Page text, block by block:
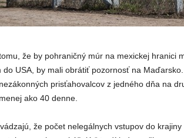
že by pohraničný múr na mexickej hranici
do USA, by mali obrátiť pozornosť na
prisťahovalcov z jedného dňa na
ako 40 denne.
že počet nelegálnych vstupov do